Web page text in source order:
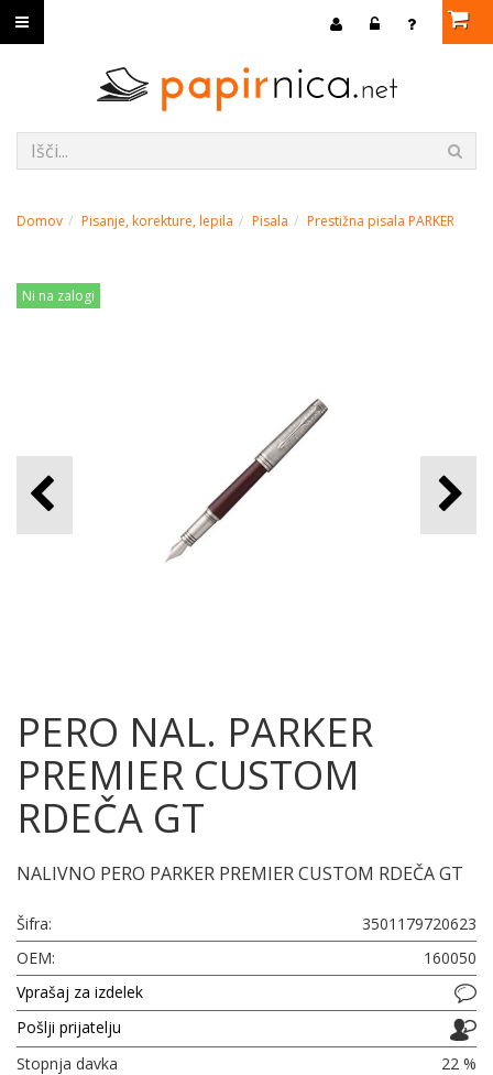
Domov Pisanje, korekture, lepila Pisala Prestižna pisala PARKER
Ni na zalogi
PERO NAL. PARKER
PREMIER CUSTOM
RDEČA GT
NALIVNO PERO PARKER PREMIER CUSTOM RDEČA GT
Šifra:
3501179720623
OEM:
160050
Vprašaj za izdelek
Pošlji prijatelju
Stopnja davka
22 %